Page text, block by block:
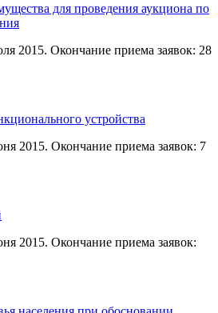
для проведения аукциона по
2015. Окончание приема заявок: 28
устройства
2015. Окончание приема заявок: 7
2015. Окончание приема заявок: